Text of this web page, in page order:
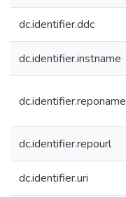
dc.identifier.ddc
dc.identifier.instname
dc.identifier.reponame
dc.identifier.repourl
dc.identifier.uri